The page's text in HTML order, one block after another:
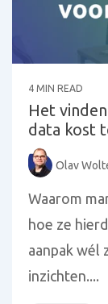
4 MIN READ
Het
data kost
Olav
Waarom
hoe ze
aanpak wél
inzichten....